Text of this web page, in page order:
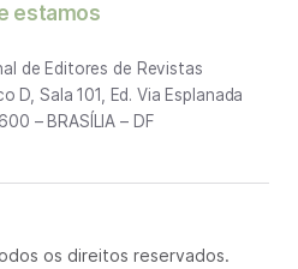
estamos
de Editores de Revistas
D, Sala 101, Ed. Via Esplanada
– BRASÍLIA – DF
os direitos reservados.